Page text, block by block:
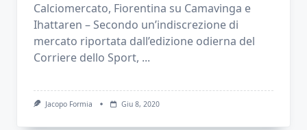
Calciomercato, Fiorentina su Camavinga e
Ihattaren – Secondo un’indiscrezione di
mercato riportata dall’edizione odierna del
Corriere dello Sport, ...
Jacopo Formia Giu 8, 2020